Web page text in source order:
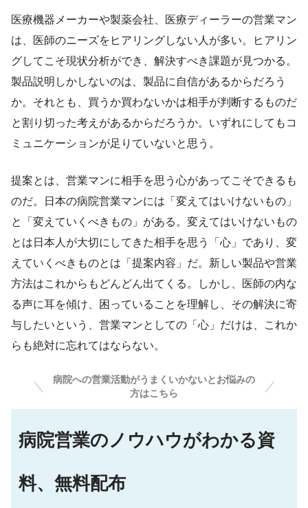
医療機器メーカーや製薬会社、医療ディーラーの営業マン
は、医師のニーズをヒアリングしない人が多い。ヒアリン
グしてこそ現状分析ができ、解決すべき課題が見つかる。
製品説明しかしないのは、製品に自信があるからだろう
か。それとも、買うか買わないかは相手が判断するものだ
と割り切った考えがあるからだろうか。いずれにしてもコ
ミュニケーションが足りていないと思う。
提案とは、営業マンに相手を思う心があってこそできるも
のだ。日本の病院営業マンには「変えてはいけないもの」
と「変えていくべきもの」がある。変えてはいけないもの
とは日本人が大切にしてきた相手を思う「心」であり、変
えていくべきものとは「提案内容」だ。新しい製品や営業
方法はこれからもどんどん出てくる。しかし、医師の内な
る声に耳を傾け、困っていることを理解し、その解決に寄
与したいという、営業マンとしての「心」だけは、これか
らも絶対に忘れてはならない。
病院への営業活動がうまくいかないとお悩みの
方はこちら
病院営業のノウハウがわかる資
料、無料配布